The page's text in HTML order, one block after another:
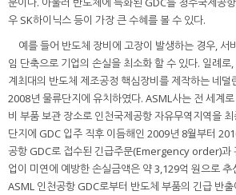
우 SK하이닉스 등이 가장 큰 수혜를 볼 수 있다.
예를 들어 반도체 장비에 고장이 발생하는 경우, 서
임 단축으로 기업의 손실을 최소화 할 수 있다. 일례로
계최대의 반도체 제조공정 핵심장비를 제작하는 네
2008년 물류단지에 유치하였다. ASML사는 전 세계
비 부품 보관 장소로 인천국제공항 자유무역지역을
단지에 GDC 입주 직후 이듬해인 2009년 8월부터
공항 GDC로 접수된 긴급주문(Emergency order)과
업이 미연에 예방한 손실금액은 약 3,129억 원으로 추
ASML 인천공항 GDC로부터 반도체 부품의 긴급 반